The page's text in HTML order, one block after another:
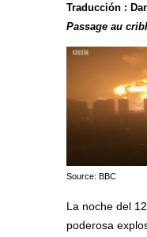
Traducción :
Passage au
Source: BBC
La noche del
poderosa